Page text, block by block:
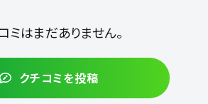
ミはまだありません。
クチコミを投稿